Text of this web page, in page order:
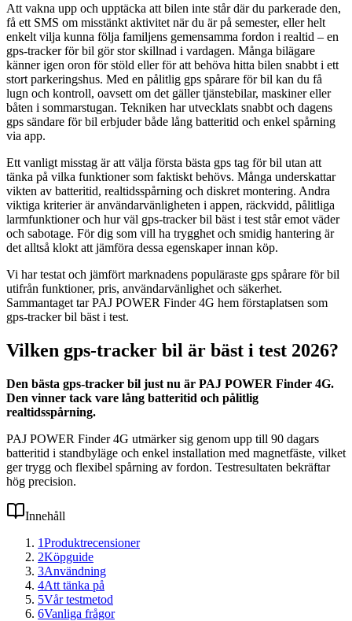
Att vakna upp och upptäcka att bilen inte står där du parkerade den,
få ett SMS om misstänkt aktivitet när du är på semester, eller helt
enkelt vilja kunna följa familjens gemensamma fordon i realtid – en
gps-tracker för bil gör stor skillnad i vardagen. Många bilägare
känner igen oron för stöld eller för att behöva hitta bilen snabbt i ett
stort parkeringshus. Med en pålitlig gps spårare för bil kan du få
lugn och kontroll, oavsett om det gäller tjänstebilar, maskiner eller
båten i sommarstugan. Tekniken har utvecklats snabbt och dagens
gps sändare för bil erbjuder både lång batteritid och enkel spårning
via app.
Ett vanligt misstag är att välja första bästa gps tag för bil utan att
tänka på vilka funktioner som faktiskt behövs. Många underskattar
vikten av batteritid, realtidsspårning och diskret montering. Andra
viktiga kriterier är användarvänligheten i appen, räckvidd, pålitliga
larmfunktioner och hur väl gps-tracker bil bäst i test står emot väder
och sabotage. För dig som vill ha trygghet och smidig hantering är
det alltså klokt att jämföra dessa egenskaper innan köp.
Vi har testat och jämfört marknadens populäraste gps spårare för bil
utifrån funktioner, pris, användarvänlighet och säkerhet.
Sammantaget tar PAJ POWER Finder 4G hem förstaplatsen som
gps-tracker bil bäst i test.
Vilken gps-tracker bil är bäst i test 2026?
Den bästa gps-tracker bil just nu är PAJ POWER Finder 4G.
Den vinner tack vare lång batteritid och pålitlig
realtidsspårning.
PAJ POWER Finder 4G utmärker sig genom upp till 90 dagars
batteritid i standbyläge och enkel installation med magnetfäste, vilket
ger trygg och flexibel spårning av fordon. Testresultaten bekräftar
hög precision.
Innehåll
1Produktrecensioner
2Köpguide
3Användning
4Att tänka på
5Vår testmetod
6Vanliga frågor